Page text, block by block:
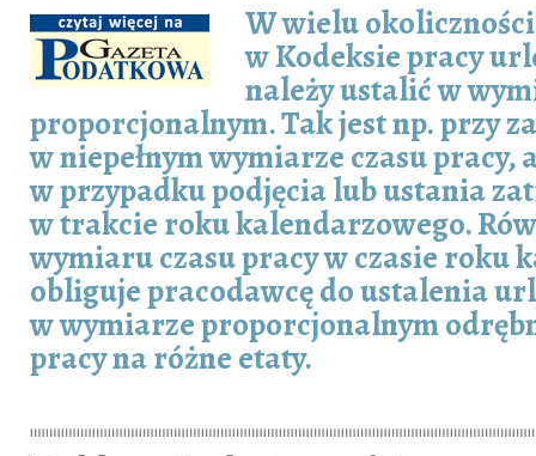
W wielu
w Kodeksie pracy
należy ustalić w
proporcjonalnym. Tak jest np. przy
w niepełnym wymiarze czasu pracy,
w przypadku podjęcia lub ustania
w trakcie roku kalendarzowego.
wymiaru czasu pracy w czasie roku
obliguje pracodawcę do ustalenia
w wymiarze proporcjonalnym
pracy na różne etaty.